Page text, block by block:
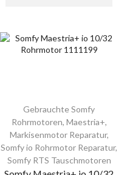
Gebrauchte Somfy
Rohrmotoren, Maestria+,
Markisenmotor Reparatur,
Somfy io Rohrmotor Reparatur,
Somfy RTS Tauschmotoren